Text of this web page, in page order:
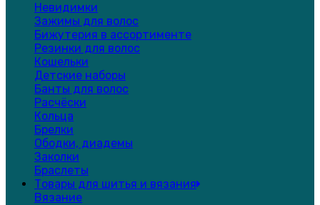
Невидимки
Зажимы для волос
Бижутерия в ассортименте
Резинки для волос
Кошельки
Детские наборы
Банты для волос
Расчёски
Кольца
Брелки
Ободки, диадемы
Заколки
Браслеты
Товары для шитья и вязания
Вязание